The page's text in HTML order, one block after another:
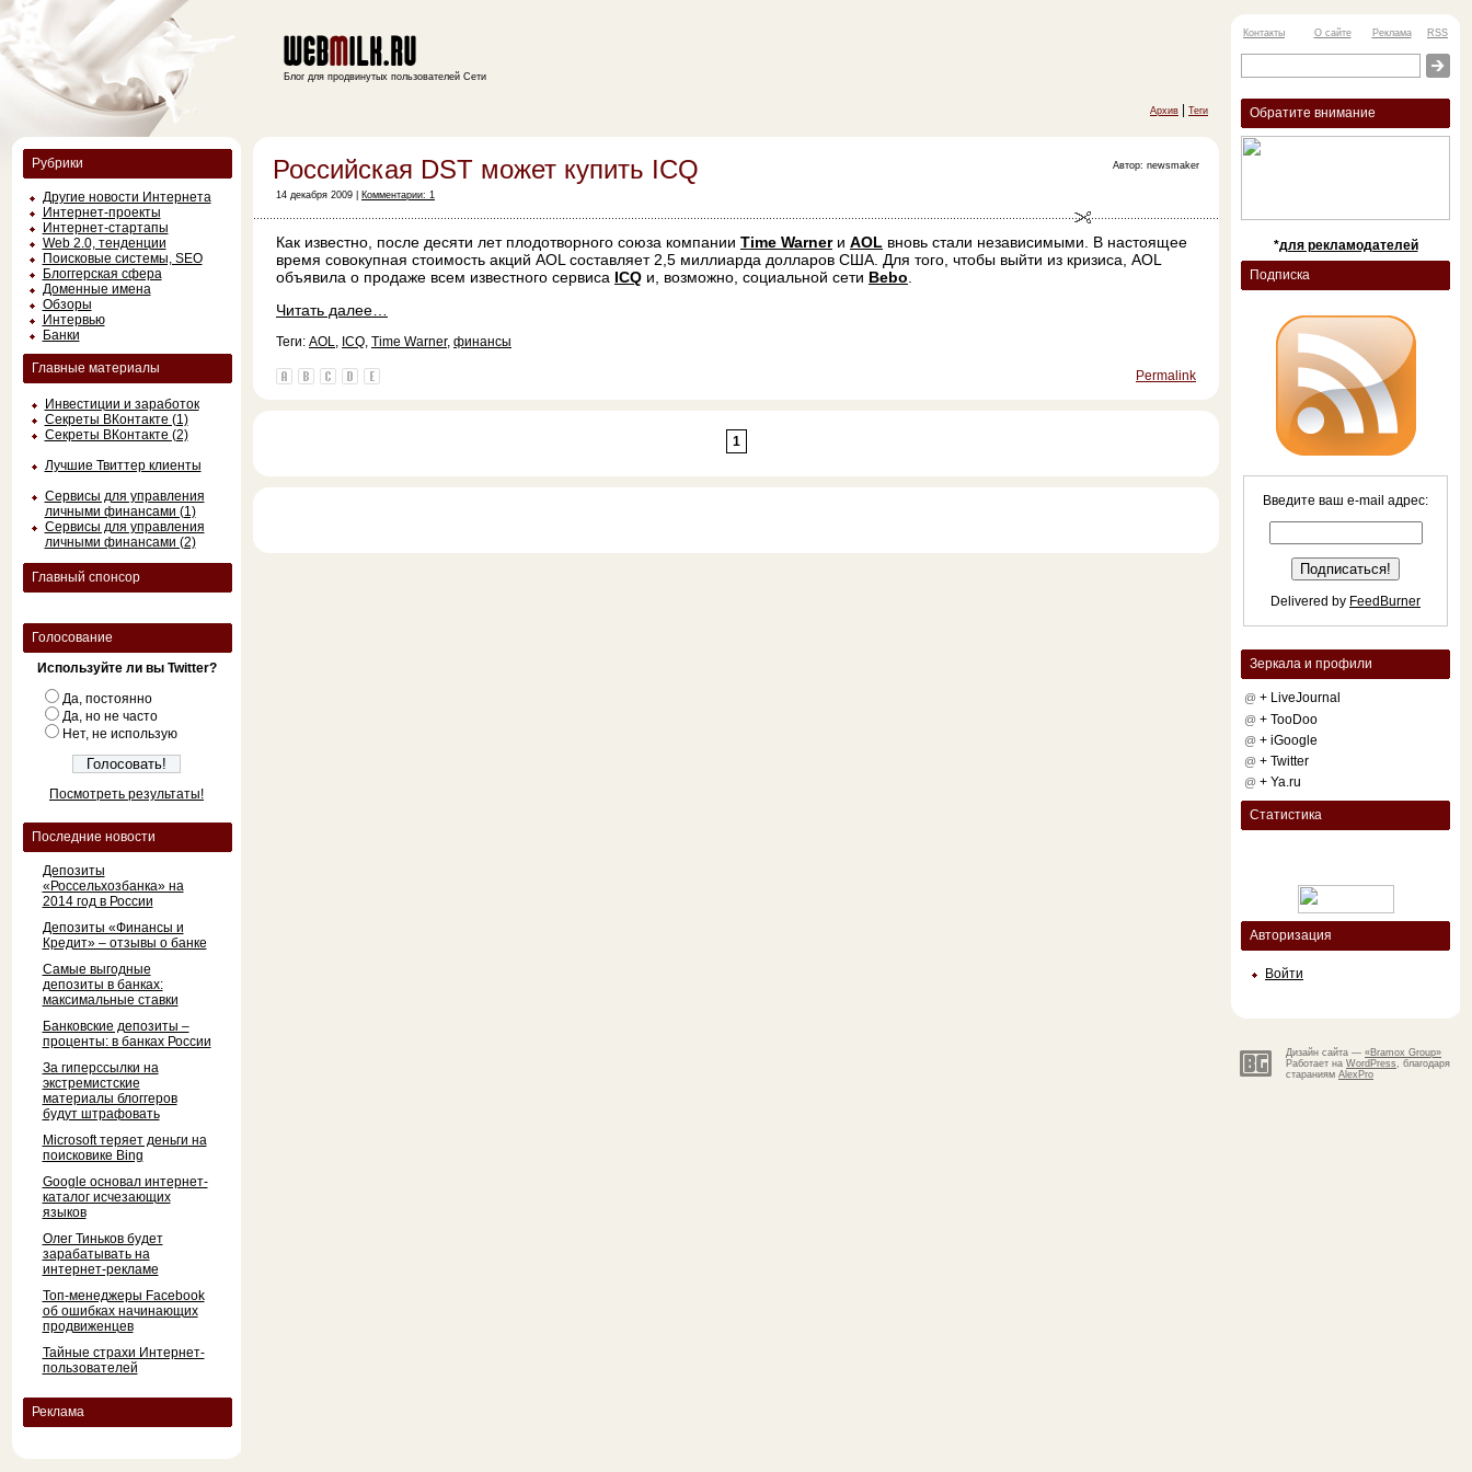
Рубрики
Другие новости Интернета
Интернет-проекты
Интернет-стартапы
Web 2.0, тенденции
Поисковые системы, SEO
Блоггерская сфера
Доменные имена
Обзоры
Интервью
Банки
Главные материалы
Инвестиции и заработок
Секреты ВКонтакте (1)
Секреты ВКонтакте (2)
Лучшие Твиттер клиенты
Сервисы для управления
личными финансами (1)
Сервисы для управления
личными финансами (2)
Главный спонсор
Голосование
Используйте ли вы Twitter?
Да, постоянно
Да, но не часто
Нет, не использую
Посмотреть результаты!
Последние новости
Депозиты
«Россельхозбанка» на
2014 год в России
Депозиты «Финансы и
Кредит» – отзывы о банке
Самые выгодные
депозиты в банках:
максимальные ставки
Банковские депозиты –
проценты: в банках России
За гиперссылки на
экстремистские
материалы блоггеров
будут штрафовать
Microsoft теряет деньги на
поисковике Bing
Google основал интернет-
каталог исчезающих
языков
Олег Тиньков будет
зарабатывать на
интернет-рекламе
Топ-менеджеры Facebook
об ошибках начинающих
продвиженцев
Тайные страхи Интернет-
пользователей
Реклама
Блог для продвинутых пользователей Сети
Архив Теги
Российская DST может купить ICQ
14 декабря 2009 | Комментарии: 1
Автор: newsmaker
Как известно, после десяти лет плодотворного союза компании Time Warnerи AOL вновь стали независимыми. В настоящее
время совокупная стоимость акций AOL составляет 2,5 миллиарда долларов США. Для того, чтобы выйти из кризиса, AOL
объявила о продаже всем известного сервиса ICQ и, возможно, социальной сети Bebo
Читать далее…
Теги: AOL, ICQ, Time Warner, финансы
Permalink
1
Контакты О сайте Реклама RSS
Обратите внимание
*для рекламодателей
Подписка
Введите ваш e-mail адрес:
Delivered by FeedBurner
Зеркала и профили
@ + LiveJournal
@ + TooDoo
@ + iGoogle
@ + Twitter
@ + Ya.ru
Статистика
Авторизация
Войти
Дизайн сайта — «Bramox Group»
Работает на WordPress, благодаря
стараниям AlexPro